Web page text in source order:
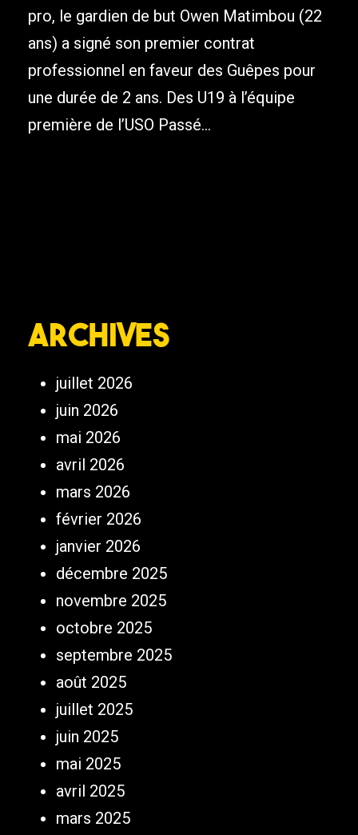
pro, le gardien de but Owen Matimbou (22
ans) a signé son premier contrat
professionnel en faveur des Guêpes pour
une durée de 2 ans. Des U19 à l’équipe
première de l’USO Passé...
Archives
juillet 2026
juin 2026
mai 2026
avril 2026
mars 2026
février 2026
janvier 2026
décembre 2025
novembre 2025
octobre 2025
septembre 2025
août 2025
juillet 2025
juin 2025
mai 2025
avril 2025
mars 2025